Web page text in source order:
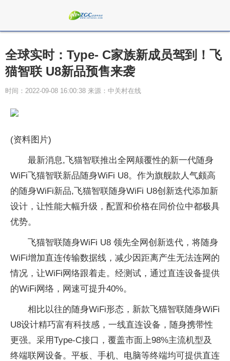
全球实时：Type- C家族新成员驾到！飞
猫智联 U8新品预售来袭
时间：2022-09-08 16:00:38 来源：中关村在线
(资料图片)
最新消息,飞猫智联推出全网颠覆性的新一代随身
WiFi飞猫智联新品随身WiFi U8。作为旗舰款人气颇高
的随身WiFi新品,飞猫智联随身WiFi U8创新迭代添加新
设计，让性能大幅升级，配置和价格在同价位中都极具
优势。
飞猫智联随身WiFi U8 领先全网创新迭代，将随身
WiFi增加直连传输数据线，减少因距离产生无法连网的
情况，让WiFi网络跟着走。经测试，通过直连设备提供
的WiFi网络，网速可提升40%。
相比以往的随身WiFi形态，新款飞猫智联随身WiFi
U8设计精巧富有科技感，一线直连设备，随身携带性
更强。采用Type-C接口，覆盖市面上98%主流机型及
终端联网设备。平板、手机、电脑等终端均可提供直连